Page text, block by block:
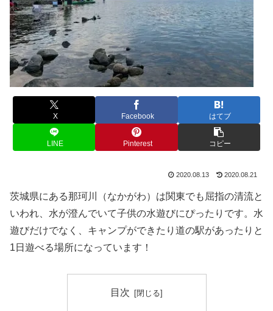
X Facebook はてブ
LINE Pinterest コピー
2020.08.13 2020.08.21
茨城県にある那珂川（なかがわ）は関東でも屈指の清流と
いわれ、水が澄んでいて子供の水遊びにぴったりです。水
遊びだけでなく、キャンプができたり道の駅があったりと
1日遊べる場所になっています！
目次